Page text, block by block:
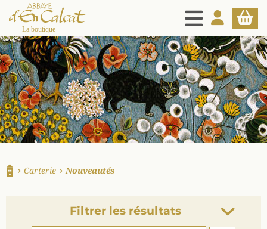
MENU
La boutique d'en Calcat
MON PANIER
Carterie Nouveautés
Filtrer les résultats